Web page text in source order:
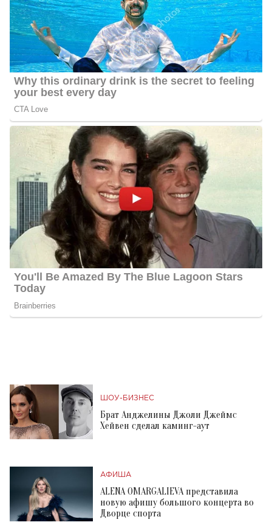
ШОУ-БИЗНЕС
Брат Анджелины Джоли Джеймс
Хейвен сделал каминг-аут
АФИША
ALENA OMARGALIEVA представила
новую афишу большого концерта во
Дворце спорта